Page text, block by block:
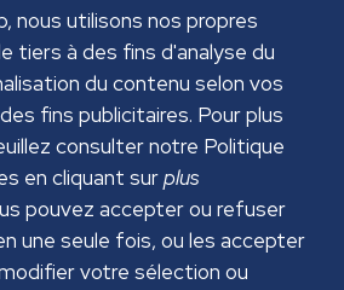
nous utilisons nos propres
tiers à des fins d'analyse du
du contenu selon vos
fins publicitaires. Pour plus
consulter notre Politique
en cliquant surplus
pouvez accepter ou refuser
une seule fois, ou les accepter
votre sélection ou